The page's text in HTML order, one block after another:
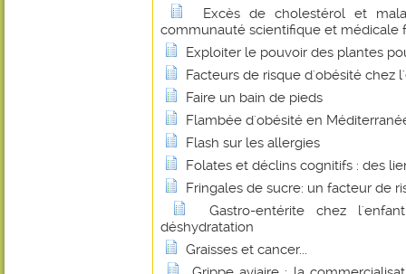
Excès de cholestérol et
communauté scientifique et médicale
Exploiter le pouvoir des plantes
Facteurs de risque d'obésité chez
Faire un bain de pieds
Flambée d'obésité en
Flash sur les allergies
Folates et déclins cognitifs : des
Fringales de sucre: un facteur de
Gastro-entérite chez
déshydratation
Graisses et cancer...